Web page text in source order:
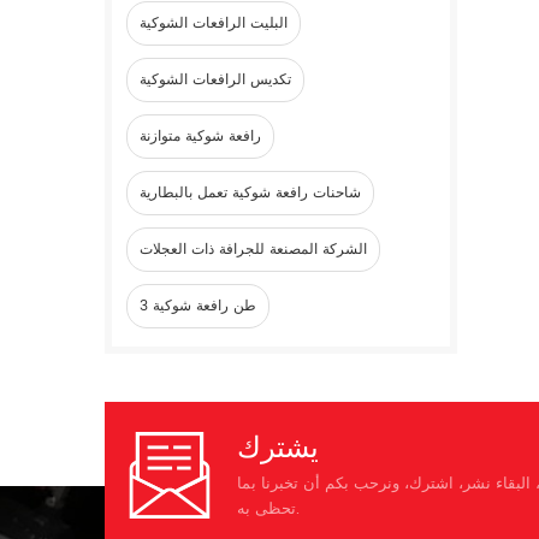
البليت الرافعات الشوكية
تكديس الرافعات الشوكية
رافعة شوكية متوازنة
شاحنات رافعة شوكية تعمل بالبطارية
الشركة المصنعة للجرافة ذات العجلات
3 طن رافعة شوكية
يشترك
نشر، اشترك، ونرحب بكم أن تخبرنا بما
تحظى به.